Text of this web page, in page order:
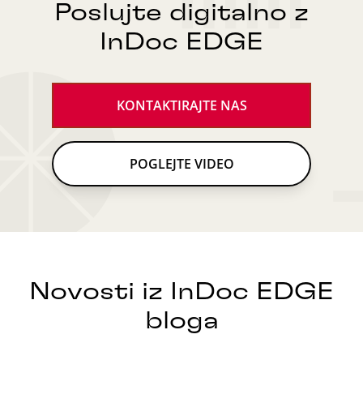
Poslujte digitalno z
InDoc EDGE
KONTAKTIRAJTE NAS
POGLEJTE VIDEO
Novosti iz InDoc EDGE
bloga